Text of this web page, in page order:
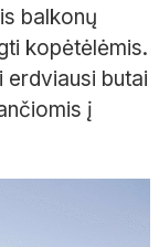
balkonų
kopėtėlėmis.
erdviausi butai
į